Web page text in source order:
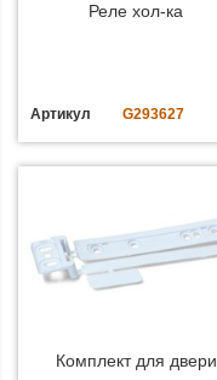
Реле хол-ка
Артикул G293627
Комплект для двери